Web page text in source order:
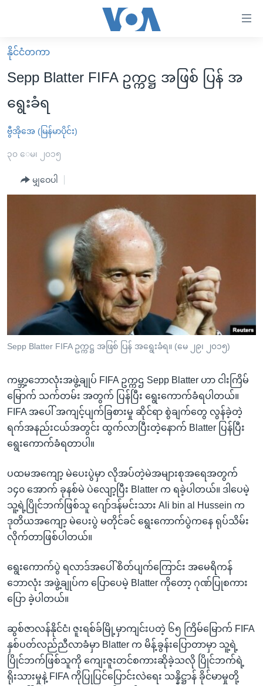
လွယ်ကူ
စေ
Link
များ
ပင်မ
ကျော်
ကြည့်
ရှာဖွေ
ရန်
နေရာ
သို့
ကျော်
မူလစာမျက်နှာ
မြန်မာ
ကမ္ဘာ့သတင်းများ
နိုင်ငံတကာ
အစ္စရေး-ပါလက်စတိုင်း
ဗွီဒီယို
အင်္ဂလိပ်စာလေ့လာမယ်
မကြေးမုံရဲ့ အင်္ဂလိပ်စာ
ရုပ်ရှင်ထဲက အင်္ဂလိပ်စာ
သုတပဒေသာ အင်္ဂလိပ်စာ
ရေဒီယိုနှင့်ရုပ်သံ အချက်အလက်များ
ရေဒီယို/တီဗွီအစီအစဉ်
Learning English
ဗွီအိုအေ လူမှုကွန်ယက်များ
နိုင်ငံတကာ
Sepp Blatter FIFA ဥက္ကဋ္ဌ အဖြစ် ပြန် အ
ရွေးခံရ
ဗွီအိုအေ (မြန်မာပိုင်း)
၃၀ ေမ၊ ၂၀၁၅
မျှဝေပါ
Sepp Blatter FIFA ဥက္ကဋ္ဌ အဖြစ် ပြန် အရွေးခံရ။ (မေ ၂၉၊ ၂၀၁၅)
ကမ္ဘာ့ဘောလုံးအဖွဲ့ချုပ် FIFA ဥက္ကဌ Sepp Blatter ဟာ ငါးကြိမ်
မြောက် သက်တမ်း အတွက် ပြန်ပြီး ရွေးကောက်ခံရပါတယ်။
FIFA အပေါ် အကျင့်ပျက်ခြစားမှု ဆိုင်ရာ စွဲချက်တွေ လွန်ခဲ့တဲ့
ရက်အနည်းငယ်အတွင်း ထွက်လာပြီးတဲ့နောက် Blatter ပြန်ပြီး
ရွေးကောက်ခံရတာပါ။
ပထမအကျော့ မဲပေးပွဲမှာ လိုအပ်တဲ့မဲအများစုအရေအတွက်
၁၄၀ အောက် ခုနစ်မဲ ပဲလျော့ပြီး Blatter က ရခဲ့ပါတယ်။ ဒါပေမဲ့
သူ့ရဲ့ပြိုင်ဘက်ဖြစ်သူ ဂျော်ဒန်မင်းသား Ali bin al Hussein က
ဒုတိယအကျော့ မဲပေးပွဲ မတိုင်ခင် ရွေးကောက်ပွဲကနေ ရုပ်သိမ်း
လိုက်တာဖြစ်ပါတယ်။
ရွေးကောက်ပွဲ ရလာဒ်အပေါ် စိတ်ပျက်ကြောင်း အမေရိကန်
ဘောလုံး အဖွဲ့ချုပ်က ပြောပေမဲ့ Blatter ကိုတော့ ဂုဏ်ပြုစကား
ပြော ခဲ့ပါတယ်။
ဆွစ်ဇာလန်နိုင်ငံ၊ ဇူးရစ်ခ်မြို့မှာကျင်းပတဲ့ ၆၅ ကြိမ်မြောက် FIFA
နှစ်ပတ်လည်ညီလာခံမှာ Blatter က မိန့်ခွန်းပြောတာမှာ သူ့ရဲ့
ပြိုင်ဘက်ဖြစ်သူကို ကျေးဇူးတင်စကားဆိုခဲ့သလို ပြိုင်ဘက်ရဲ့
ရိုးသားမှုနဲ့ FIFA ကိုပြုပြင်ပြောင်းလဲရေး သန္နိဋ္ဌာန် ခိုင်မာမှုတို့